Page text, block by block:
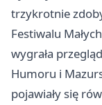
trzykrotnie
Festiwalu
wygrała
Humoru i
pojawiały się